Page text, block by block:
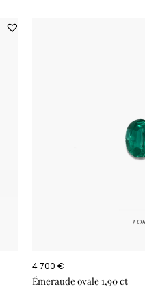
Émeraude ovale 1,90 ct
4 700 €